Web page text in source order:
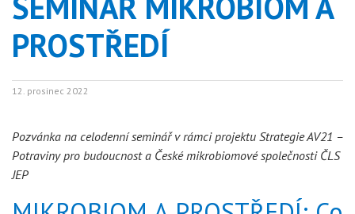
PROSTŘEDÍ
12. prosinec 2022
Pozvánka na celodenní seminář v rámci projektu Strategie AV21 –
Potraviny pro budoucnost a České mikrobiomové společnosti ČLS
JEP